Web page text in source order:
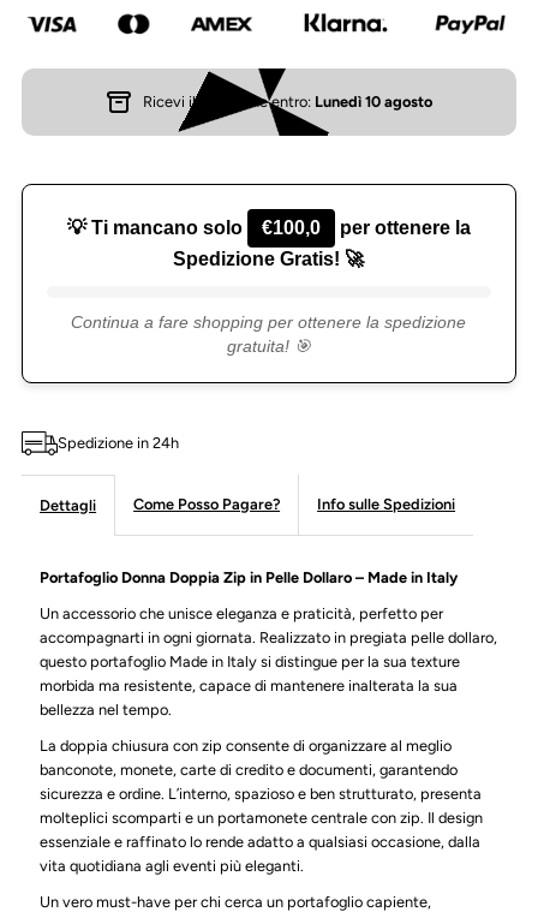
donna
zip
pelle
dollaro
doppia
zip
pelle
dollaro
Ricevi il tuo ordine entro: Lunedì 10 agosto
💡 Ti mancano solo €100,0
per ottenere la
Spedizione Gratis! 🚀
Continua a fare shopping per ottenere la spedizione
gratuita! 🎯
Spedizione in 24h
Dettagli Come Posso Pagare? Info sulle Spedizioni
Portafoglio Donna Doppia Zip in Pelle Dollaro – Made in Italy
Un accessorio che unisce eleganza e praticità, perfetto per
accompagnarti in ogni giornata. Realizzato in pregiata pelle dollaro,
questo portafoglio Made in Italy si distingue per la sua texture
morbida ma resistente, capace di mantenere inalterata la sua
bellezza nel tempo.
La doppia chiusura con zip consente di organizzare al meglio
banconote, monete, carte di credito e documenti, garantendo
sicurezza e ordine. L’interno, spazioso e ben strutturato, presenta
molteplici scomparti e un portamonete centrale con zip. Il design
essenziale e raffinato lo rende adatto a qualsiasi occasione, dalla
vita quotidiana agli eventi più eleganti.
Un vero must-have per chi cerca un portafoglio capiente,